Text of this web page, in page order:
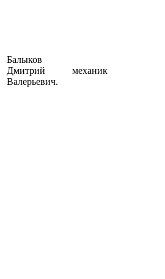
Балыков
Дмитрий
Валерьевич.
механик